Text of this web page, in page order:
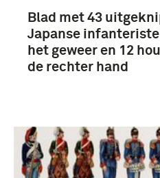
Blad met 43
Japanse
het geweer en 12
de rechter hand